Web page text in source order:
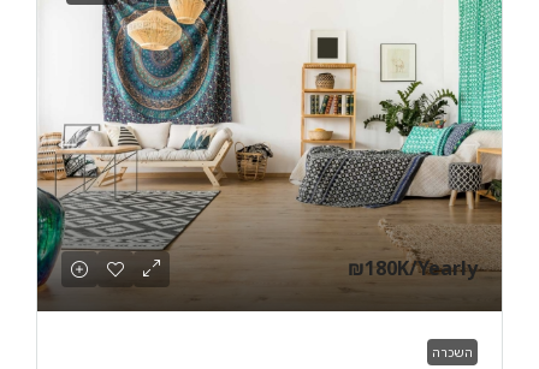
₪180K/Yearly
השכרה